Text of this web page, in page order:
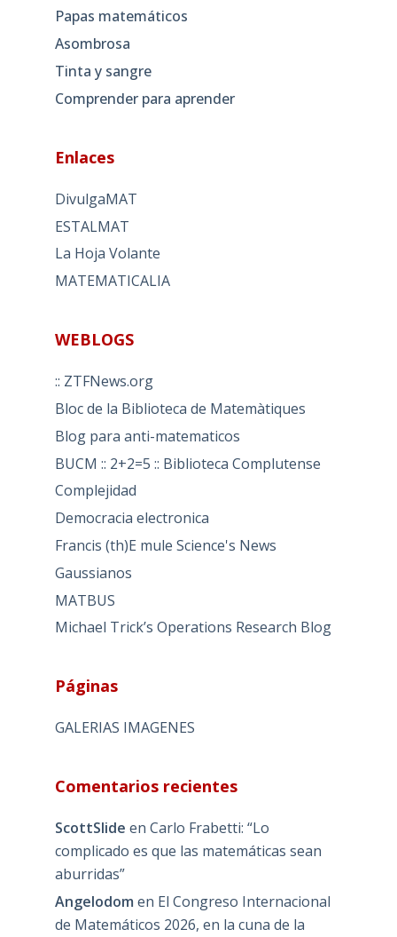
Papas matemáticos
Asombrosa
Tinta y sangre
Comprender para aprender
Enlaces
DivulgaMAT
ESTALMAT
La Hoja Volante
MATEMATICALIA
WEBLOGS
:: ZTFNews.org
Bloc de la Biblioteca de Matemàtiques
Blog para anti-matematicos
BUCM :: 2+2=5 :: Biblioteca Complutense
Complejidad
Democracia electronica
Francis (th)E mule Science's News
Gaussianos
MATBUS
Michael Trick’s Operations Research Blog
Páginas
GALERIAS IMAGENES
Comentarios recientes
ScottSlide en Carlo Frabetti: “Lo
complicado es que las matemáticas sean
aburridas”
Angelodom en El Congreso Internacional
de Matemáticos 2026, en la cuna de la